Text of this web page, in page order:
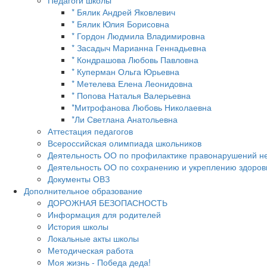
* Бялик Андрей Яковлевич
* Бялик Юлия Борисовна
* Гордон Людмила Владимировна
* Засадыч Марианна Геннадьевна
* Кондрашова Любовь Павловна
* Куперман Ольга Юрьевна
* Метелева Елена Леонидовна
* Попова Наталья Валерьевна
*Митрофанова Любовь Николаевна
*Ли Светлана Анатольевна
Аттестация педагогов
Всероссийская олимпиада школьников
Деятельность ОО по профилактике правонарушений
Деятельность ОО по сохранению и укреплению
Документы ОВЗ
Дополнительное образование
ДОРОЖНАЯ БЕЗОПАСНОСТЬ
Информация для родителей
История школы
Локальные акты школы
Методическая работа
Моя жизнь - Победа деда!